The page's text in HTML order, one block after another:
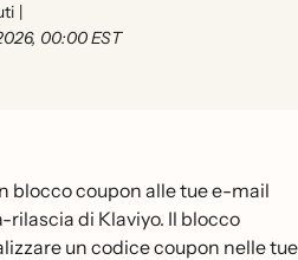
|
00:00 EST
blocco coupon alle tue e-mail
di Klaviyo. Il blocco
un codice coupon nelle tue